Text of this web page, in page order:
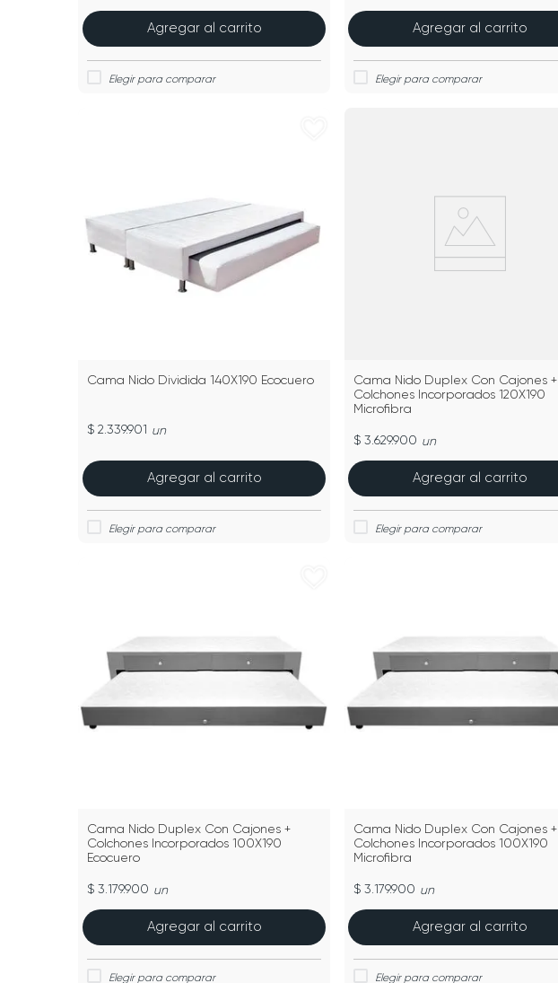
Agregar al carrito Agregar al carrito
Cama Nido Dividida 140X190 Ecocuero
$ 2.339.901 un
Agregar al carrito
Cama Nido Duplex Con Cajones +
Colchones Incorporados 120X190
Microfibra
$ 3.629.900 un
Agregar al carrito
Cama Nido Duplex Con Cajones +
Colchones Incorporados 100X190
Ecocuero
$ 3.179.900 un
Agregar al carrito
Cama Nido Duplex Con Cajones +
Colchones Incorporados 100X190
Microfibra
$ 3.179.900 un
Agregar al carrito